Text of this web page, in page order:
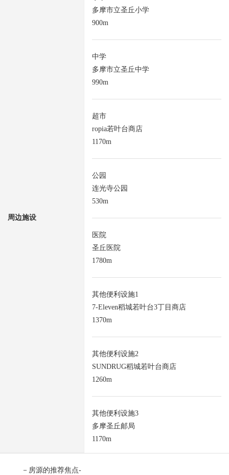
周边施设
多摩市立圣丘小学
900m
中学
多摩市立圣丘中学
990m
超市
ropia若叶台商店
1170m
公园
连光寺公园
530m
医院
圣丘医院
1780m
其他便利设施1
7-Eleven稻城若叶台3丁目商店
1370m
其他便利设施2
SUNDRUG稻城若叶台商店
1260m
其他便利设施3
多摩圣丘邮局
1170m
－房源的推荐焦点-